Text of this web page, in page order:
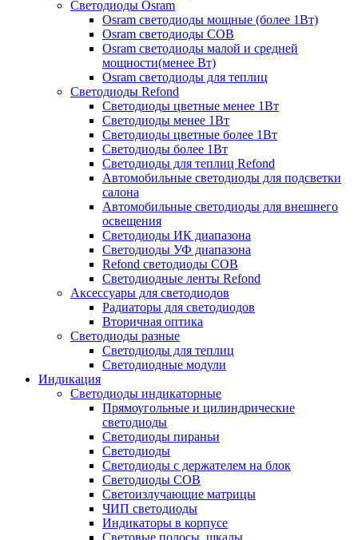
Светодиоды Osram
Osram светодиоды мощные (более 1Вт)
Osram светодиоды COB
Osram светодиоды малой и средней
мощности(менее Вт)
Osram светодиоды для теплиц
Светодиоды Refond
Светодиоды цветные менее 1Вт
Светодиоды менее 1Вт
Светодиоды цветные более 1Вт
Светодиоды более 1Вт
Светодиоды для теплиц Refond
Автомобильные светодиоды для подсветки
салона
Автомобильные светодиоды для внешнего
освещения
Светодиоды ИК диапазона
Светодиоды УФ диапазона
Refond светодиоды COB
Светодиодные ленты Refond
Аксессуары для светодиодов
Радиаторы для светодиодов
Вторичная оптика
Светодиоды разные
Светодиоды для теплиц
Светодиодные модули
Индикация
Светодиоды индикаторные
Прямоугольные и цилиндрические
светодиоды
Светодиоды пираньи
Светодиоды
Светодиоды с держателем на блок
Светодиоды COB
Светоизлучающие матрицы
ЧИП светодиоды
Индикаторы в корпусе
Световые полосы, шкалы